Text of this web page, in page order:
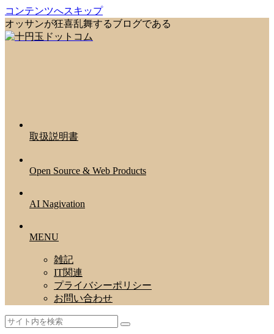
コンテンツへスキップ
オッサンが狂喜乱舞するブログである
取扱説明書
Open Source & Web Products
AI Nagivation
MENU
雑記
IT関連
プライバシーポリシー
お問い合わせ